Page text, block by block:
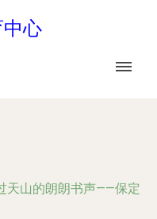
心
天山的朗朗书声——保定